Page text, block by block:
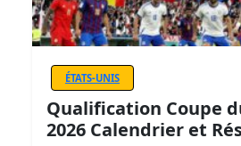
ÉTATS-UNIS
Qualification Coupe
2026 Calendrier et